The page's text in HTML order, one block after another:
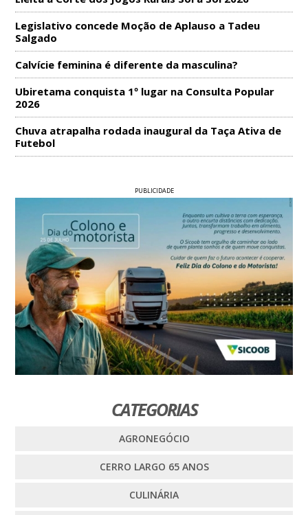
Legislativo concede Moção de Aplauso a Tadeu
Salgado
Calvície feminina é diferente da masculina?
Ubiretama conquista 1º lugar na Consulta Popular
2026
Chuva atrapalha rodada inaugural da Taça Ativa de
Futebol
PUBLICIDADE
CATEGORIAS
AGRONEGÓCIO
CERRO LARGO 65 ANOS
CULINÁRIA